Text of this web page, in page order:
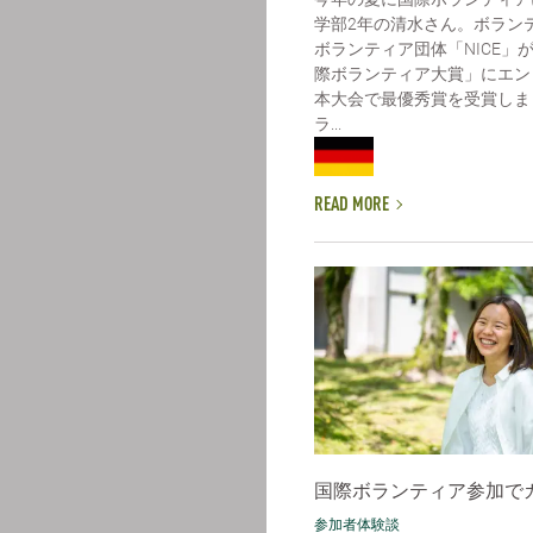
学部2年の清水さん。ボラン
ボランティア団体「NICE」
際ボランティア大賞」にエ
本大会で最優秀賞を受賞し
ラ...
READ MORE
国際ボランティア参加で
参加者体験談